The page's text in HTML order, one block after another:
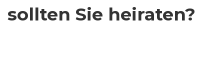
sollten Sie heiraten?